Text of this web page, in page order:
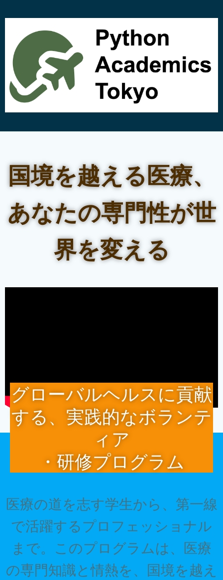
ン
ン
ツ
へ
キ
ッ
プ
国境を越える医療、
あなたの専門性が世
界を変える
グローバルヘルスに貢献
する、実践的なボランテ
ィア
・研修プログラム
医療の道を志す学生から、第一線
で活躍するプロフェッショナル
まで。このプログラムは、医療
の専門知識と情熱を、国境を越え